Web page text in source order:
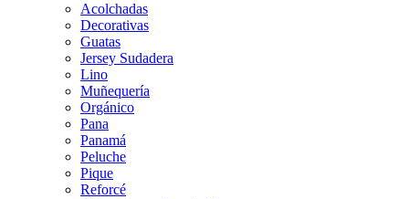
Acolchadas
Decorativas
Guatas
Jersey Sudadera
Lino
Muñequería
Orgánico
Pana
Panamá
Peluche
Pique
Reforcé